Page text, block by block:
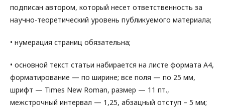
подписан автором, который несет ответственность за
научно-теоретический уровень публикуемого материала;
• нумерация страниц обязательна;
• основной текст статьи набирается на листе формата А4,
форматирование — по ширине; все поля — по 25 мм,
шрифт — Times New Roman, размер — 11 пт.,
межстрочный интервал — 1,25, абзацный отступ – 5 мм;